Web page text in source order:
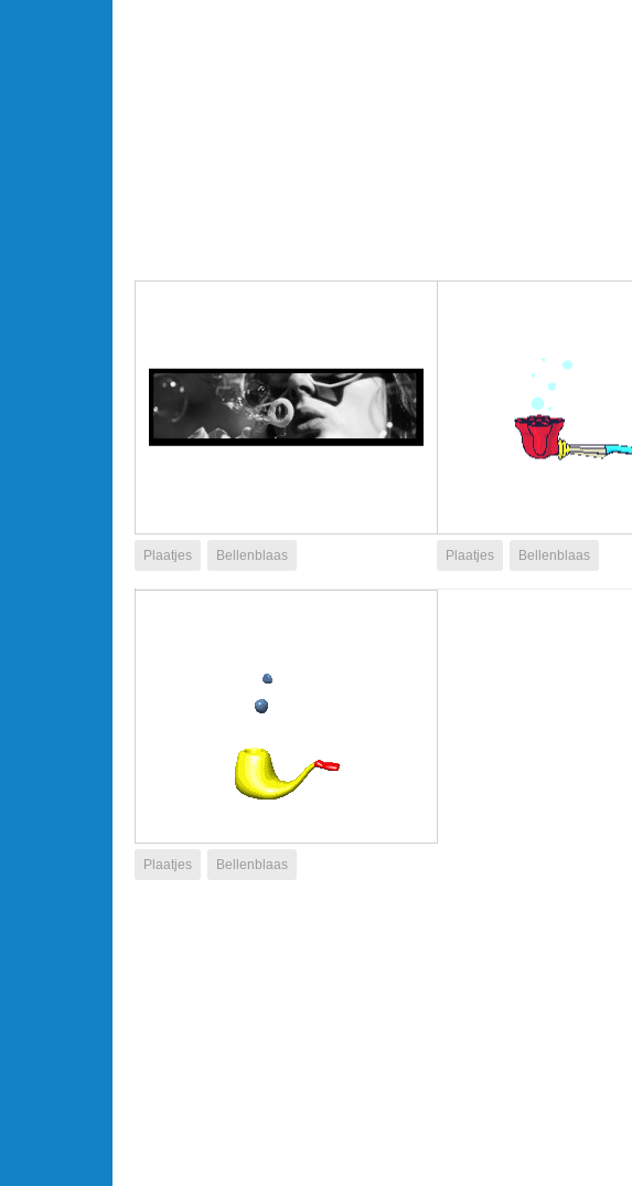
Plaatjes Bellenblaas Plaatjes Bellenblaas
Plaatjes Bellenblaas